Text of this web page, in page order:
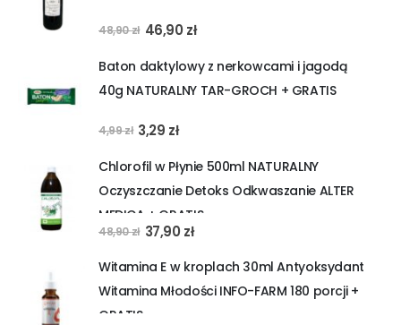
48,90zł Pierwotna
wynosiła:
48,90 zł.
46,90 złAktualna
wynosi:
46,90 zł.
Baton daktylowy z nerkowcami i jagodą
40g NATURALNY TAR-GROCH + GRATIS
4,99zł Pierwotna
wynosiła:
4,99 zł.
3,29 złAktualna
wynosi:
3,29 zł.
Chlorofil w Płynie 500ml NATURALNY
Oczyszczanie Detoks Odkwaszanie ALTER
MEDICA + GRATIS
48,90zł Pierwotna
wynosiła:
48,90 zł.
37,90 złAktualna
wynosi:
37,90 zł.
Witamina E w kroplach 30ml Antyoksydant
Witamina Młodości INFO-FARM 180 porcji +
GRATIS